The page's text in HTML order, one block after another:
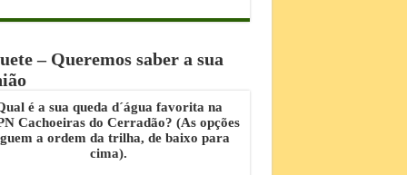
– Queremos saber a sua
é a sua queda d´água favorita na
Cachoeiras do Cerradão? (As opções
a ordem da trilha, de baixo para
cima).